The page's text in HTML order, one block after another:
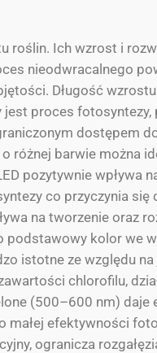
roślin. Ich wzrost i
nieodwracalnego
Długość
jest proces
dostępem
różnej barwie można
pozytywnie wpływa
co przyczynia się
na tworzenie oraz
podstawowy kolor we
istotne ze względu
chlorofilu,
(500–600 nm) daje
małej efektywności
ogranicza